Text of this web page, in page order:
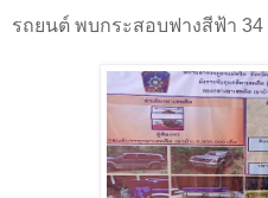
รถยนต์ พบกระสอบฟางสีฟ้า 34